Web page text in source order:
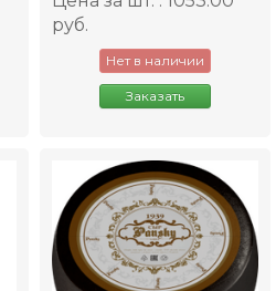
руб.
Нет в наличии
Заказать